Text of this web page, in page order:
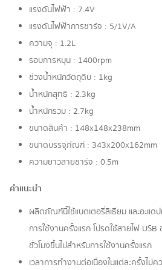
แรงดันไฟฟ้า : 7.4V
แรงดันไฟฟ้าการชาร์จ : 5/1V/A
ความจุ : 1.2L
รอบการหมุน : 1400rpm
ช่วงน้ำหนักวัตถุดิบ : 1kg
น้ำหนักสุทธิ : 2.3kg
น้ำหนักรวม : 2.7kg
ขนาดสินค้า : 148x148x238mm
ขนาดบรรจุภัณฑ์ : 343x200x162mm
ความยาวสายชาร์จ : 0.5m
คำแนะนำ
ผลิตภัณฑ์นี้ใช้แบตเตอรี่ลิเธียม และอะแ
การใช้งานครั้งแรก โปรดใช้สายไฟ USB
ชั่วโมงขึ้นไปสำหรับการใช้งานครั้งแรก
เวลาการทำงานต่อเนื่องในแต่ละครั้งไม่